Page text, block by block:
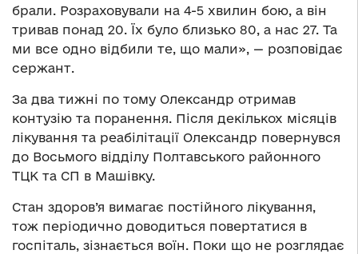
брали. Розраховували на 4-5 хвилин бою, а він
тривав понад 20. Їх було близько 80, а нас 27. Та
ми все одно відбили те, що мали», — розповідає
сержант.
За два тижні по тому Олександр отримав
контузію та поранення. Після декількох місяців
лікування та реабілітації Олександр повернувся
до Восьмого відділу Полтавського районного
ТЦК та СП в Машівку.
Стан здоров’я вимагає постійного лікування,
тож періодично доводиться повертатися в
госпіталь, зізнається воїн. Поки що не розглядає